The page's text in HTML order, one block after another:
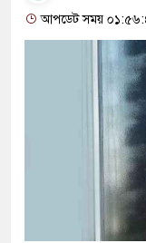
আপডেট সময়